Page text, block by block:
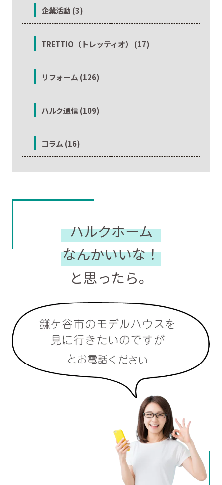
企業活動 (3)
TRETTIO（トレッティオ） (17)
リフォーム (126)
ハルク通信 (109)
コラム (16)
ハルクホーム
なんかいいな！
と思ったら。